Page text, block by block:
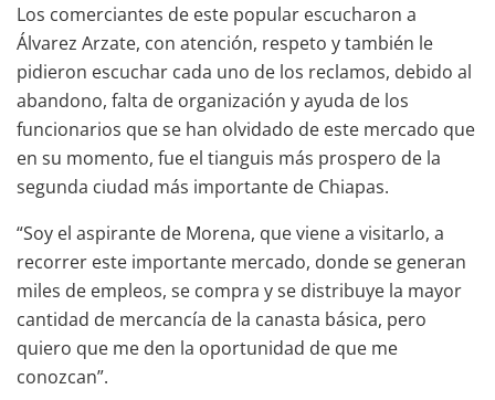
Los comerciantes de este popular escucharon a
Álvarez Arzate, con atención, respeto y también le
pidieron escuchar cada uno de los reclamos, debido al
abandono, falta de organización y ayuda de los
funcionarios que se han olvidado de este mercado que
en su momento, fue el tianguis más prospero de la
segunda ciudad más importante de Chiapas.
“Soy el aspirante de Morena, que viene a visitarlo, a
recorrer este importante mercado, donde se generan
miles de empleos, se compra y se distribuye la mayor
cantidad de mercancía de la canasta básica, pero
quiero que me den la oportunidad de que me
conozcan”.